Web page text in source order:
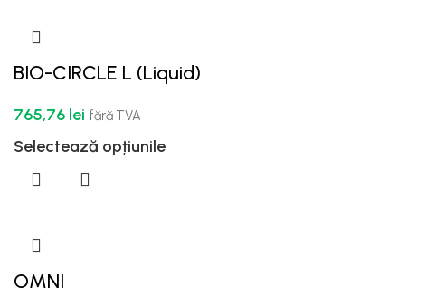
BIO-CIRCLE L (Liquid)
765,76 lei fără TVA
Selectează opțiunile
OMNI